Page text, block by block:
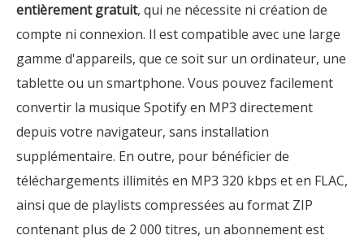
entièrement gratuit, qui ne nécessite ni création de
compte ni connexion. Il est compatible avec une large
gamme d'appareils, que ce soit sur un ordinateur, une
tablette ou un smartphone. Vous pouvez facilement
convertir la musique Spotify en MP3 directement
depuis votre navigateur, sans installation
supplémentaire. En outre, pour bénéficier de
téléchargements illimités en MP3 320 kbps et en FLAC,
ainsi que de playlists compressées au format ZIP
contenant plus de 2 000 titres, un abonnement est